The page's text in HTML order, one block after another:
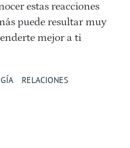
estas reacciones
puede resultar muy
mejor a ti
RELACIONES